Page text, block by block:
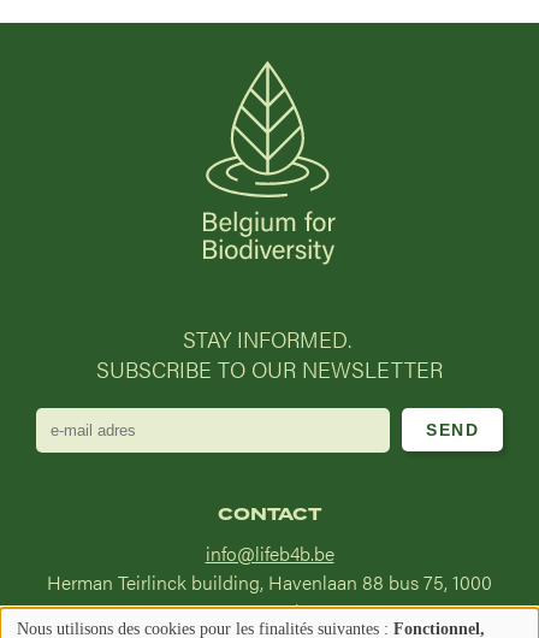
STAY INFORMED.
SUBSCRIBE TO OUR NEWSLETTER
e-
mail
CONTACT
info@lifeb4b.be
Herman Teirlinck building, Havenlaan 88 bus 75, 1000
Brussel
Nous utilisons des cookies pour les finalités suivantes : Fonctionnel,